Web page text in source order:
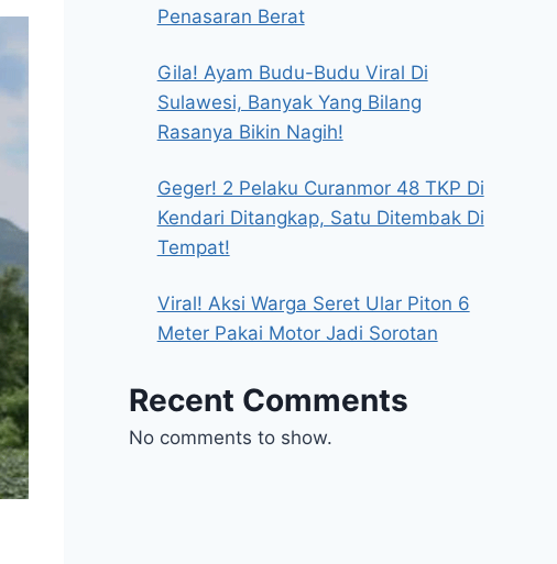
Penasaran Berat
Gila! Ayam Budu-Budu Viral Di
Sulawesi, Banyak Yang Bilang
Rasanya Bikin Nagih!
Geger! 2 Pelaku Curanmor 48 TKP Di
Kendari Ditangkap, Satu Ditembak Di
Tempat!
Viral! Aksi Warga Seret Ular Piton 6
Meter Pakai Motor Jadi Sorotan
Recent Comments
No comments to show.